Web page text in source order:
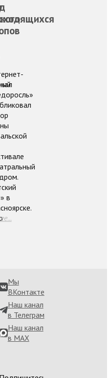
в
Мы
ВКонтакте
Наш канал
в Телеграм
Наш канал
в MAX